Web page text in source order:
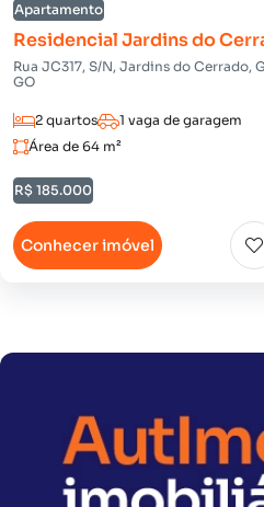
Apartamento
Residencial Jardins do
Rua JC317, S/N, Jardins do Cerrado,
GO
2 quartos
1 vaga de garagem
Área de 64 m²
R$ 185.000
Conhecer imóvel